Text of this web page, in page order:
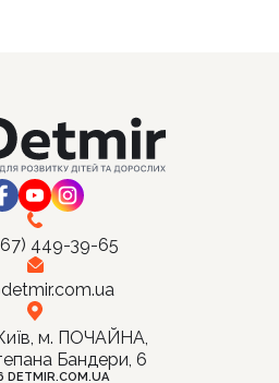
449-39-65
м. ПОЧАЙНА,
Бандери, 6
DETMIR.COM.UA